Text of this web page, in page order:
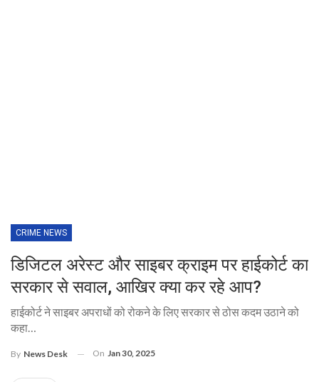
CRIME NEWS
डिजिटल अरेस्ट और साइबर क्राइम पर हाईकोर्ट का
सरकार से सवाल, आखिर क्या कर रहे आप?
हाईकोर्ट ने साइबर अपराधों को रोकने के लिए सरकार से ठोस कदम उठाने को
कहा…
By News Desk On Jan 30, 2025